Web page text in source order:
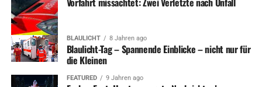
BLAULICHT 8 Jahren ago
Blaulicht-Tag – Spannende Einblicke – nicht nur für
die Kleinen
FEATURED 9 Jahren ago